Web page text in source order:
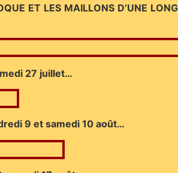
ET LES MAILLONS D’UNE
27 juillet…
9 et samedi 10 août…